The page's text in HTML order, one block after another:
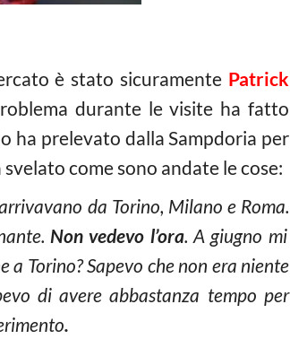
è stato sicuramente Patrick
durante le visite ha fatto
ha prelevato dalla Sampdoria per
come sono andate le cose:
da Torino, Milano e Roma.
Non vedevo l’ora. A giugno mi
a Torino? Sapevo che non era niente
di avere abbastanza tempo per
.